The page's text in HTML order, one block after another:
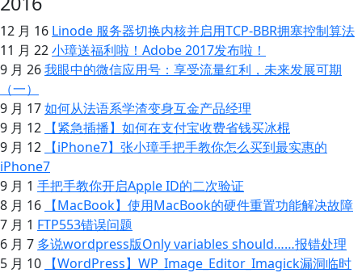
12 月 16 Linode 服务器切换内核并启用TCP-BBR拥塞控制算法
11 月 22小璋送福利啦！Adobe 2017发布啦！
9 月 26我眼中的微信应用号：享受流量红利，未来发展可期
（一）
9 月 17如何从法语系学渣变身互金产品经理
9 月 12
【紧急插播】如何在支付宝收费省钱买冰棍
9 月 12
【iPhone7】张小璋手把手教你怎么买到最实惠的
iPhone7
9 月 1 手把手教你开启Apple ID的二次验证
8 月 16
【MacBook】使用MacBook的硬件重置功能解决故障
7 月 1 FTP553错误问题
6 月 7 多说wordpress版Only variables should……报错处理
5 月 10
【WordPress】WP_Image_Editor_Imagick漏洞临时